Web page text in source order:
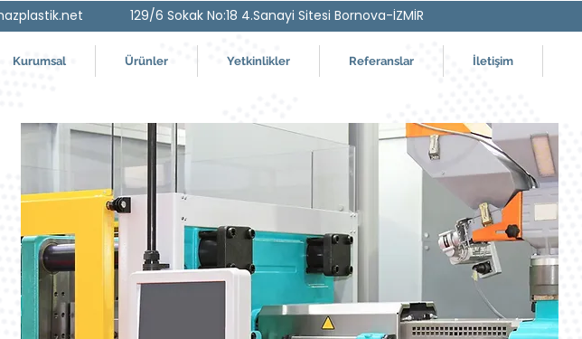
129/6 Sokak No:18 4.Sanayi Sitesi Bornova-İZMİR
Kurumsal Ürünler Yetkinlikler Referanslar İletişim